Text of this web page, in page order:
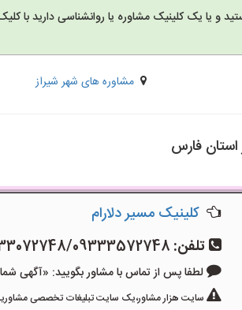
و یا یک کلینیک مشاوره یا روانشناسی دارید با
مشاوره های شهر شیراز
فارس
کلینیک مسیر دلارام
تلفن: 09333572748
لطفا پس از تماس با مشاور بگویید: «آگهی شما را در
سایت هزار مشاور،یک سایت تبلیغات تخصصی